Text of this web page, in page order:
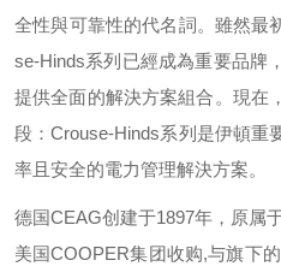
全性與可靠性的代名詞。雖然最
se-Hinds系列已經成為重要品牌
提供全面的解決方案組合。現在
段：Crouse-Hinds系列是伊頓重
率且安全的電力管理解決方案。
德国CEAG创建于1897年，原属
美国COOPER集团收购,与旗下的